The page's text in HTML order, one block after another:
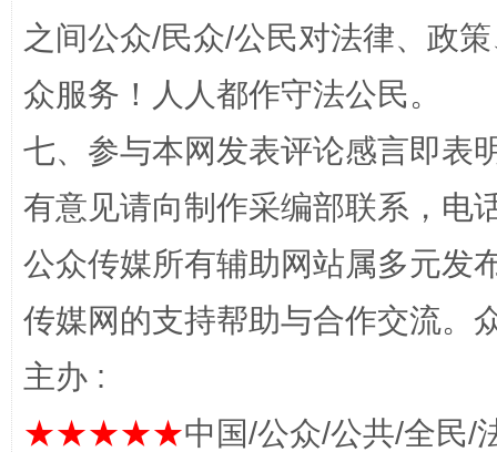
之间公众/民众/公民对法律、政
众服务！人人都作守法公民。
七、参与本网发表评论感言即表
有意见请向制作采编部联系，电
公众传媒所有辅助网站属多元发
传媒网的支持帮助与合作交流。
主办 :
★★★★★中国/公众/公共/全民/